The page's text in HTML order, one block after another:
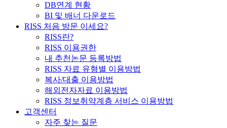
DB연계 현황
BI 및 배너 다운로드
RISS 처음 방문 이세요?
RISS란?
RISS 이용권한
내 추천논문 등록방법
RISS 자료 유형별 이용방법
복사/대출 이용방법
해외전자자료 이용방법
RISS 정보취약계층 서비스 이용방법
고객센터
자주 찾는 질문